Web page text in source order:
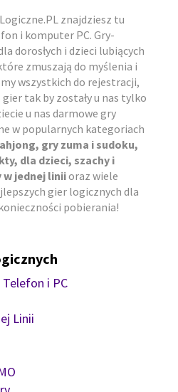
znajdziesz tu
i komputer PC. Gry-
dorosłych i dzieci lubiących
zmuszają do myślenia i
wszystkich do rejestracji,
tak by zostały u nas tylko
u nas darmowe gry
w popularnych kategoriach
gry zuma i sudoku,
dla dzieci, szachy i
w jednej liniioraz wiele
gier logicznych dla
pobierania!
i PC
Linii